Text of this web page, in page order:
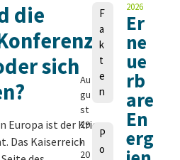
die
sich
Europa ist der Krieg
Das Kaiserreich
g
e
ls
Au
gu
st
29
,
20
F
a
k
t
e
n
P
o
2026
Er
ne
ue
rb
are
En
erg